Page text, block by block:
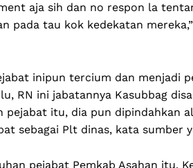
aja sih dan no respon la
pada tau kok kedekatan
inipun tercium dan menjadi
RN ini jabatannya Kasubbag
pejabat itu, dia pun dipindahkan
sebagai Plt dinas, kata sumber
pejabat Pemkab Asahan itu,